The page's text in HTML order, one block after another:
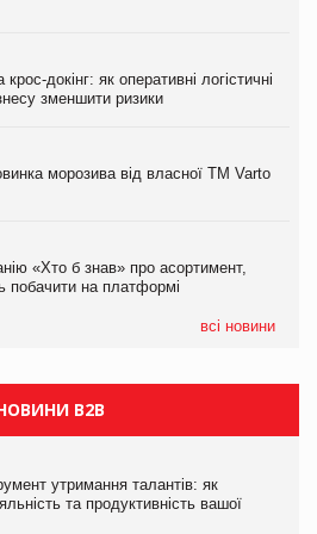
докінг: як оперативні логістичні
зменшити ризики
морозива від власної ТМ Varto
«Хто б знав» про асортимент,
побачити на платформі
всі новини
морозива від власної ТМ Varto
«Хто б знав» про асортимент,
у VARUS з’явилися паучі
купує мережу магазинів
у першому півріччі
на 9%
B2B
утримання талантів: як
та продуктивність вашої